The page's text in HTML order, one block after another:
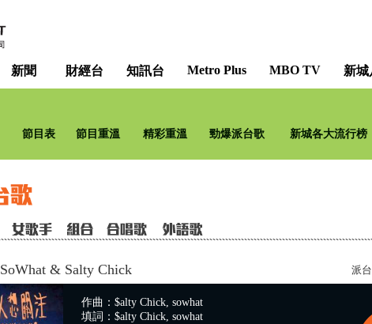
新聞 財經台 知訊台 Metro Plus MBO TV 新城
節目表 節目重溫 精彩重溫 勁爆派台歌 新城各大流行榜
SoWhat & Salty Chick 派
作曲：$alty Chick, sowhat
填詞：$alty Chick, sowhat